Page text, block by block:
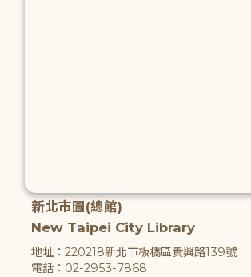
新北市圖(總館)
New Taipei City Library
地址：220218新北市板橋區貴興路139號
電話：02-2953-7868